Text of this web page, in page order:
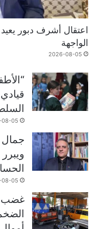
اعتقال أشرف دبور
الواجهة
2026-08-05
08-05
جمال
08-05
غضب